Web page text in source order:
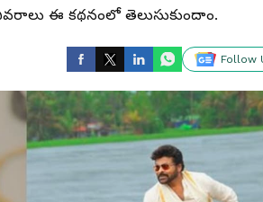
ఈ కథనంలో తెలుసుకుందాం.
Follow